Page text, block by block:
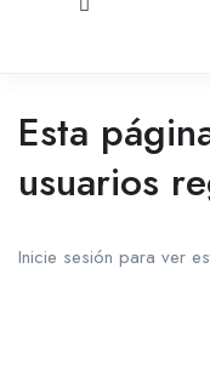
Esta
usuarios
Inicie sesión para ver